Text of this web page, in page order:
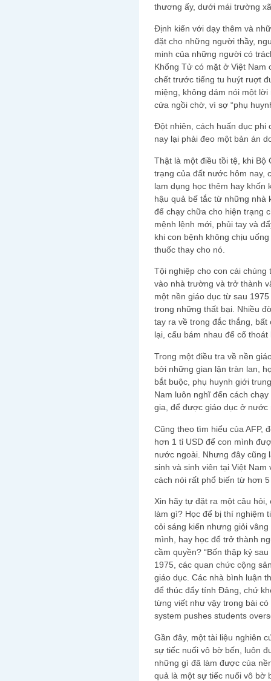
thương ấy, dưới mái trường
Định kiến với dạy thêm và
đặt cho những người thầy,
minh của những người có
Khổng Tử có mặt ở Việt Nam
chết trước tiếng tu huýt ruợt
miệng, không dám nói một
cửa ngồi chờ, vì sợ “phụ
Đột nhiên, cách huấn dục
nay lại phải đeo một bản án
Thật là một điều tồi tệ, khi Bộ
trạng của đất nước hôm nay,
lạm dụng học thêm hay
hậu quả bế tắc từ những nhà
để chạy chữa cho hiện trạng
mệnh lệnh mới, phủi tay và
khi con bệnh không chịu
thuốc thay cho nó.
Tội nghiệp cho con cái
vào nhà trường và trở thành
một nền giáo dục từ sau
trong những thất bại. Nhiều
tay ra về trong đắc thắng,
lại, cấu bám nhau để cố
Trong một điều tra về nền
bởi những gian lận tràn lan,
bắt buộc, phụ huynh giới
Nam luôn nghĩ đến cách
gia, để được giáo dục ở nước
Cũng theo tìm hiểu của AFP,
hơn 1 tỉ USD để con mình
nước ngoài. Nhưng đây cũng
sinh và sinh viên tại Việt Nam
cách nói rất phổ biến từ hơn
Xin hãy tự đặt ra một câu
làm gì? Học để bị thí nghiệm
cỏi sáng kiến nhưng giỏi
mình, hay học để trở thành
cầm quyền? “Bốn thập kỷ
1975, các quan chức cộng
giáo dục. Các nhà bình luận
để thúc đẩy tính Đảng, chứ
từng viết như vậy trong bài
system pushes students
Gần đây, một tài liệu nghiên
sự tiếc nuối vô bờ bến, luôn
những gì đã làm được của
quả là một sự tiếc nuối vô bờ